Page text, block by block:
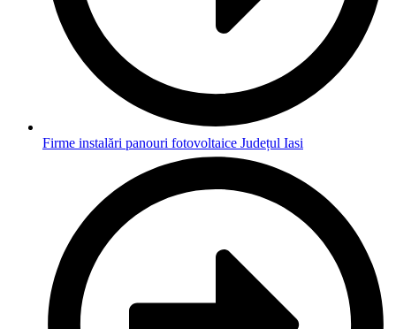
Firme instalări panouri fotovoltaice Județul Iasi